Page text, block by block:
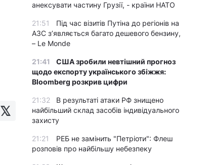
анексувати частину Грузії, - країни НАТО
21:51
Під час візитів Путіна до регіонів на
АЗС з’являється багато дешевого бензину,
– Le Monde
21:41
США зробили невтішний прогноз
щодо експорту українського збіжжя:
Bloomberg розкрив цифри
21:32
В результаті атаки РФ знищено
найбільший склад засобів індивідуального
захисту
21:21
РЕБ не замінить "Петріоти": Флеш
розповів про найбільшу небезпеку